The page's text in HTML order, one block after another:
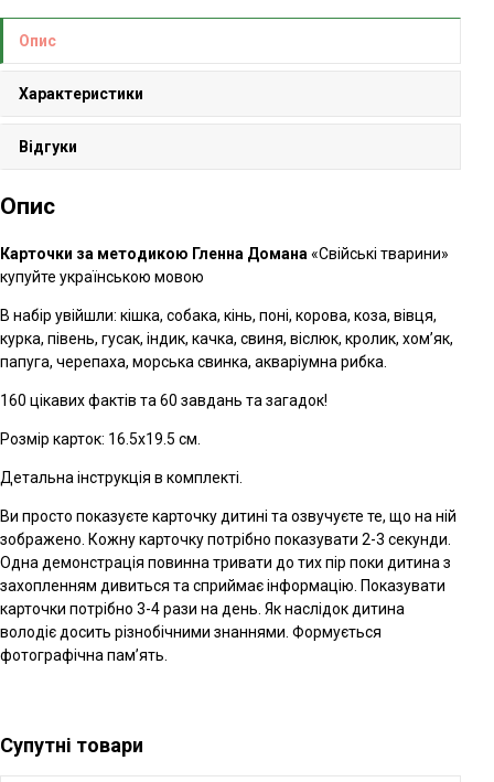
Опис
Характеристики
Відгуки
Опис
Карточки за методикою Гленна Домана «Свійські тварини»
купуйте українською мовою
В набір увійшли: кішка, собака, кінь, поні, корова, коза, вівця,
курка, півень, гусак, індик, качка, свиня, віслюк, кролик, хом’як,
папуга, черепаха, морська свинка, акваріумна рибка.
160 цікавих фактів та 60 завдань та загадок!
Розмір карток: 16.5х19.5 см.
Детальна інструкція в комплекті.
Ви просто показуєте карточку дитині та озвучуєте те, що на ній
зображено. Кожну карточку потрібно показувати 2-3 секунди.
Одна демонстрація повинна тривати до тих пір поки дитина з
захопленням дивиться та сприймає інформацію. Показувати
карточки потрібно 3-4 рази на день. Як наслідок дитина
володіє досить різнобічними знаннями. Формується
фотографічна пам’ять.
Супутні товари